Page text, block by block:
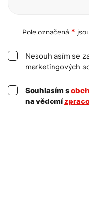
Pole označená *
Nesouhlasím se
marketingových
Souhlasím s
na vědomí